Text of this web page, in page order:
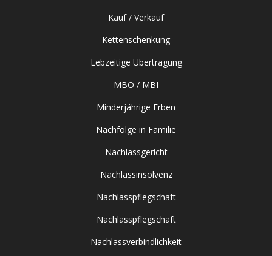
Kauf / Verkauf
Kettenschenkung
Lebzeitige Übertragung
MBO / MBI
Minderjährige Erben
Nachfolge in Familie
Nachlassgericht
Nachlassinsolvenz
Nachlasspflegschaft
Nachlasspflegschaft
Nachlassverbindlichkeit